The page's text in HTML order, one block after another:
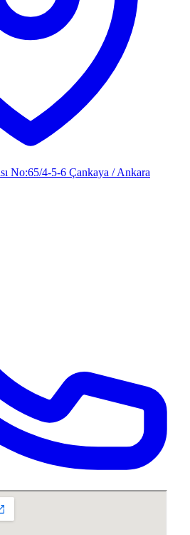
No:65/4-5-6 Çankaya / Ankara